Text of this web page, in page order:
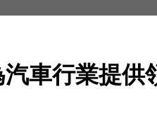
車行業提供